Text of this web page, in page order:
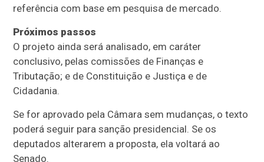
referência com base em pesquisa de mercado.
Próximos passos
O projeto ainda será analisado, em caráter
conclusivo, pelas comissões de Finanças e
Tributação; e de Constituição e Justiça e de
Cidadania.
Se for aprovado pela Câmara sem mudanças, o texto
poderá seguir para sanção presidencial. Se os
deputados alterarem a proposta, ela voltará ao
Senado.